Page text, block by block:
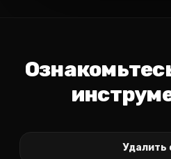
Удалить